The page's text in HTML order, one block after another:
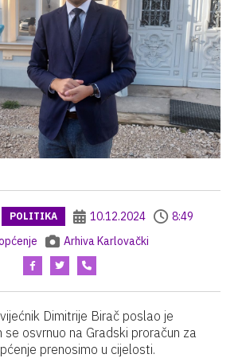
POLITIKA 10.12.2024
8:49
Arhiva Karlovački
Dimitrije Birač poslao je
se osvrnuo na Gradski proračun za
prenosimo u cijelosti.